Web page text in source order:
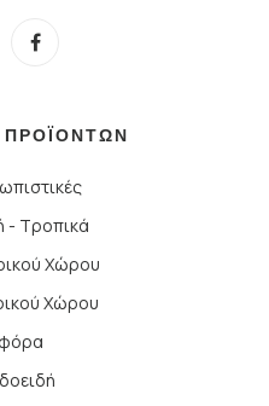
ΠΡΟΪΟΝΤΩΝ
- Τροπικά
Χώρου
Χώρου